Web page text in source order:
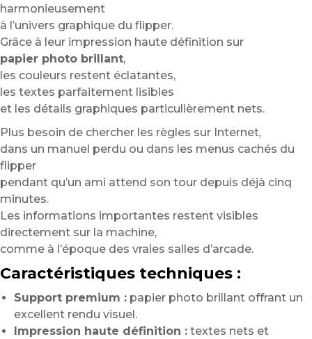
harmonieusement
à l’univers graphique du flipper.
Grâce à leur impression haute définition sur
papier photo brillant,
les couleurs restent éclatantes,
les textes parfaitement lisibles
et les détails graphiques particulièrement nets.
Plus besoin de chercher les règles sur Internet,
dans un manuel perdu ou dans les menus cachés du
flipper
pendant qu’un ami attend son tour depuis déjà cinq
minutes.
Les informations importantes restent visibles
directement sur la machine,
comme à l’époque des vraies salles d’arcade.
Caractéristiques techniques :
Support premium : papier photo brillant offrant un
excellent rendu visuel.
Impression haute définition : textes nets et